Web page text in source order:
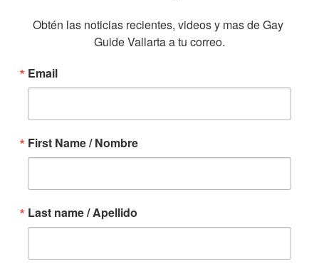
Obtén las noticias recientes, videos y mas de Gay
Guide Vallarta a tu correo.
Email
First Name / Nombre
Last name / Apellido